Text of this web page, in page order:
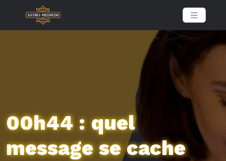
00h44 : quel
message se cache